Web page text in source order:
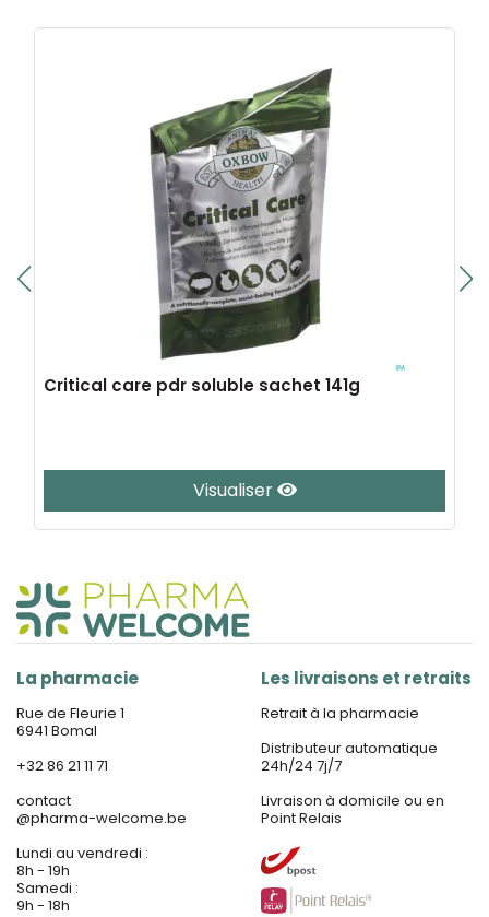
Critical care pdr soluble sachet 141g
Visualiser
La pharmacie
Rue de Fleurie 1
6941 Bomal
+32 86 21 11 71
contact
@pharma-welcome.be
Lundi au vendredi :
8h - 19h
Samedi :
9h - 18h
Les livraisons et retraits
Retrait à la pharmacie
Distributeur automatique
24h/24 7j/7
Livraison à domicile ou en
Point Relais